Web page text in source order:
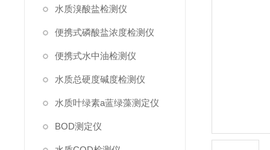
水质溴酸盐检测仪
便携式磷酸盐浓度检测仪
便携式水中油检测仪
水质总硬度碱度检测仪
水质叶绿素a蓝绿藻测定仪
BOD测定仪